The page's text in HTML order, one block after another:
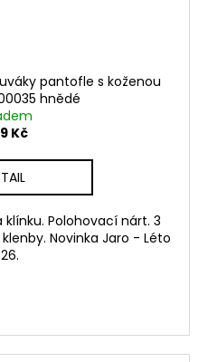
pantofle s koženou
hnědé
Kč
Polohovací nárt. 3
Novinka Jaro - Léto